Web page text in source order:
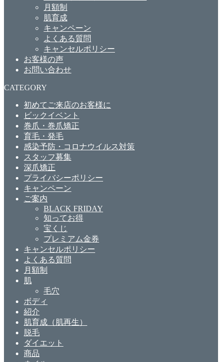
月額制
肌育成
キャンペーン
よくある質問
キャンセルポリシー
お客様の声
お問い合わせ
CATEGORY
初めてご来店のお客様に
ビックイベント
巻爪・巻爪矯正
育毛・発毛
感染予防・コロナウイルス対策
スタッフ募集
深爪矯正
プライバシーポリシー
キャンペーン
ご案内
BLACK FRIDAY
知ってお得
宝くじ
プレミアム金券
キャンセルポリシー
よくある質問
月額制
肌
毛穴
ボディ
紹介
肌育成（肌再生）
脱毛
ダイエット
商品